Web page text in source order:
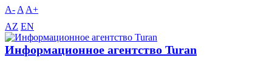
A- A A+
AZ EN
Информационное агентство Turan